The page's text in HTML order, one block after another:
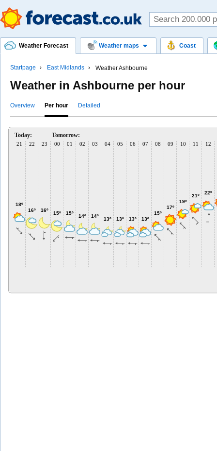
Weather Forecast Weather maps Coast
Startpage East Midlands Weather Ashbourne
Weather in Ashbourne per hour
Overview Per hour Detailed
Today:
21
18º
22
16º
23
16º
Tomorrow:
00
15º
01
15º
02
14º
03
14º
04
13º
05
13º
06
13º
07
13º
08
15º
09
17º
10
19º
11
21º
12
22º